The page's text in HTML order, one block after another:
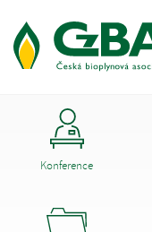
Konference